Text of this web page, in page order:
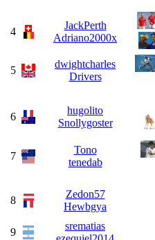
4
JackPerth
Adriano2000x
5
dwightcharles
Drivers
6
hugolito
Snollygoster
7
Tono
tenedab
8
Zedon57
Hewbgya
9
srematias